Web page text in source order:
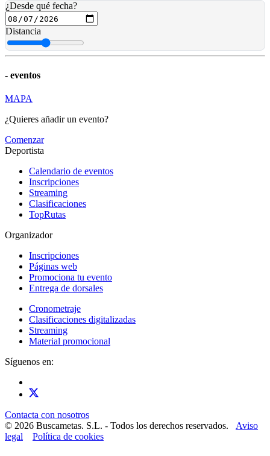
¿Desde qué fecha?
Distancia
- eventos
MAPA
¿Quieres añadir un evento?
Comenzar
Deportista
Calendario de eventos
Inscripciones
Streaming
Clasificaciones
TopRutas
Organizador
Inscripciones
Páginas web
Promociona tu evento
Entrega de dorsales
Cronometraje
Clasificaciones digitalizadas
Streaming
Material promocional
Síguenos en:
Contacta con nosotros
© 2026 Buscametas. S.L. - Todos los derechos reservados. Aviso
legal
Política de cookies